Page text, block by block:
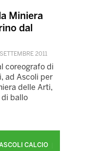
Miniera
dal
2011
coreografo di
ad Ascoli per
delle Arti,
di ballo
CALCIO